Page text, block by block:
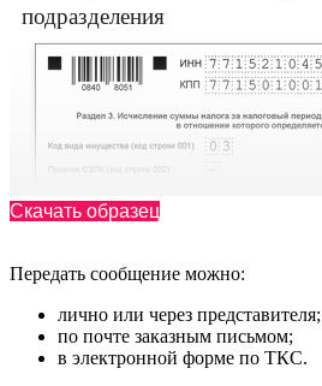
подразделения
Скачать образец
Передать сообщение можно:
лично или через представителя;
по почте заказным письмом;
в электронной форме по ТКС.